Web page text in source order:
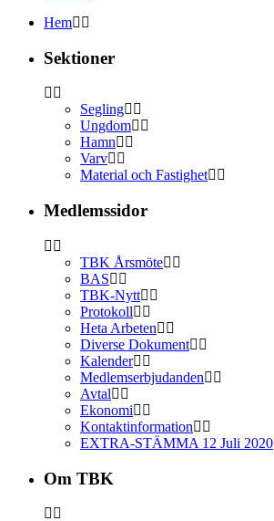
Hem
Sektioner
Segling
Ungdom
Hamn
Varv
Material och Fastighet
Medlemssidor
TBK Årsmöte
BAS
TBK-Nytt
Protokoll
Heta Arbeten
Diverse Dokument
Kalender
Medlemserbjudanden
Avtal
Ekonomi
Kontaktinformation
EXTRA-STÄMMA 12 Juli 2020
Om TBK